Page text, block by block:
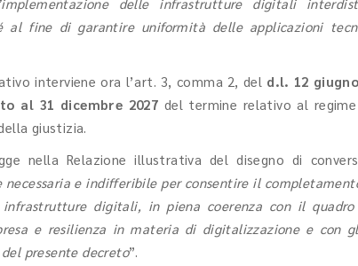
al fine di garantire uniformità delle applicazioni
interviene ora l’art. 3, comma 2, del d.l. 12
al 31 dicembre 2027 del termine relativo al
giustizia.
nella Relazione illustrativa del disegno di
necessaria e indifferibile per consentire il
infrastrutture digitali, in piena coerenza con il
e resilienza in materia di digitalizzazione e con
presente decreto”.